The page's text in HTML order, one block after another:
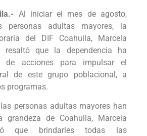
Al iniciar el mes de agosto,
personas adultas mayores, la
del DIF Coahuila, Marcela
resaltó que la dependencia ha
de acciones para impulsar el
de este grupo poblacional, a
programas.
personas adultas mayores han
grandeza de Coahuila, Marcela
que brindarles todas las